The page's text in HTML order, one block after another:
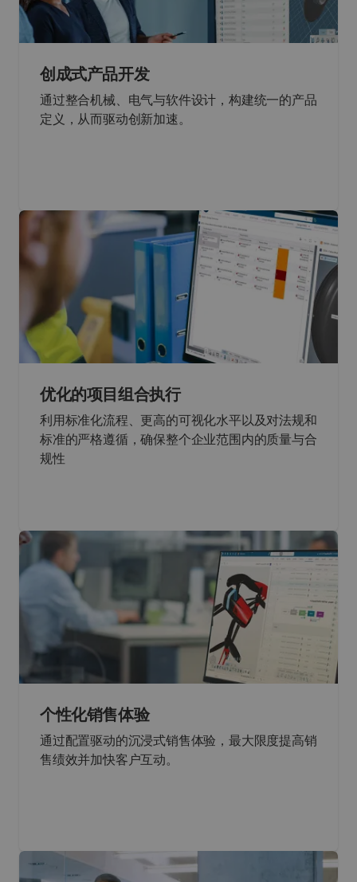
创成式产品开发
通过整合机械、电气与软件设计，构建统一的产品
定义，从而驱动创新加速。
优化的项目组合执行
利用标准化流程、更高的可视化水平以及对法规和
标准的严格遵循，确保整个企业范围内的质量与合
规性
个性化销售体验
通过配置驱动的沉浸式销售体验，最大限度提高销
售绩效并加快客户互动。